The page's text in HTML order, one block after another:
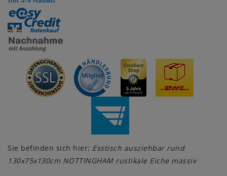
Sie befinden sich hier: Esstisch ausziehbar rund
130x75x130cm NOTTINGHAM rustikale Eiche massiv